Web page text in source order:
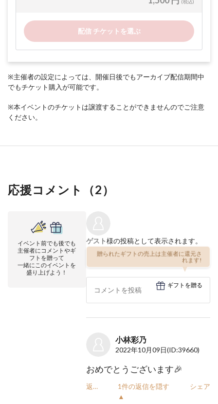
(税込)
配信 チケットを選ぶ
※主催者の設定によっては、開催日後でもアーカイブ配信期間中
でもチケット購入が可能です。
※本イベントのチケットは譲渡することができませんのでご注意
ください。
応援コメント（2）
イベント前でも後でも
主催者にコメントやギ
フトを贈って
一緒にこのイベントを
盛り上げよう！
ゲスト様の投稿として表示されます。
贈られたギフトの売上は主催者に還元さ
れます!
ギフトを贈る
小林彩乃
2022年10月09日(ID:39660)
おめでとうございます🎉
返信
1件の返信を隠す
▲
シェア